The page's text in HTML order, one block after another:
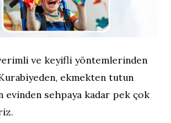
verimli ve keyifli yöntemlerinden
ekmekten tutun
evinden sehpaya kadar pek çok